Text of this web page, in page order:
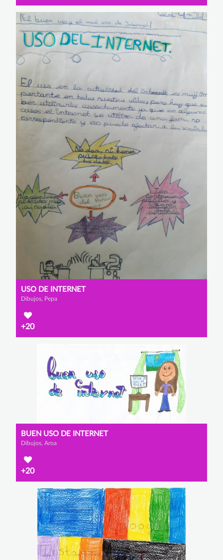
USO DE INTERNET
Dibujos, Pepa
+20
BUEN USO DE INTERNET
Dibujos, Aroa
+20